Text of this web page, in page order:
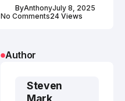
ByAnthonyJuly 8, 2025
No Comments24 Views
Author
Steven
Mark